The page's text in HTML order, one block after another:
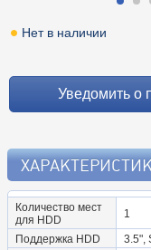
Нет в наличии
Уведомить о
Количество мест
для HDD
1
Поддержка HDD
3.5",